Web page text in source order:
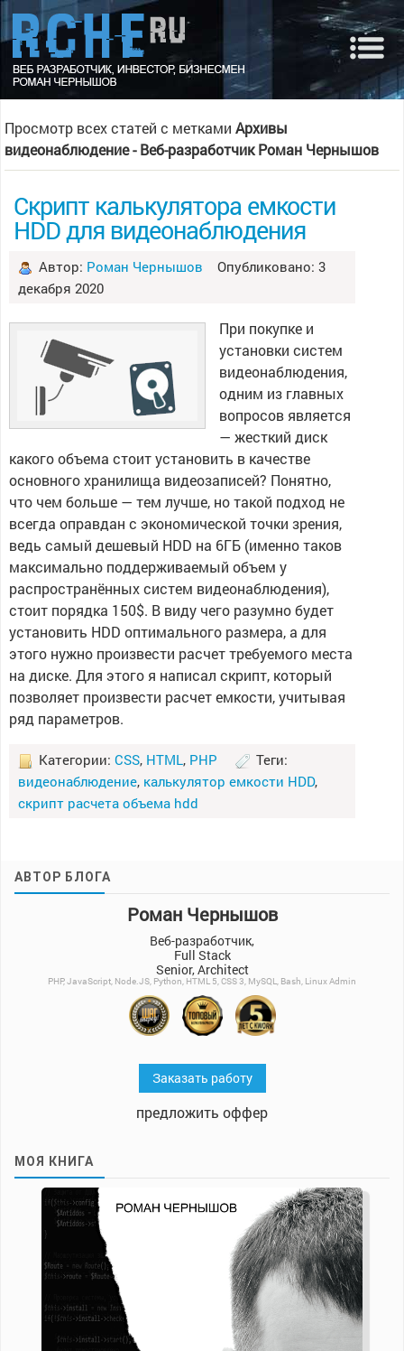
Просмотр всех статей с меткамиАрхивы
видеонаблюдение - Веб-разработчик Роман Чернышов
Скрипт калькулятора емкости
HDD для видеонаблюдения
Автор: Роман Чернышов Опубликовано: 3
декабря 2020
При покупке и
установки систем
видеонаблюдения,
одним из главных
вопросов является
— жесткий диск
какого объема стоит установить в качестве
основного хранилища видеозаписей? Понятно,
что чем больше — тем лучше, но такой подход не
всегда оправдан с экономической точки зрения,
ведь самый дешевый HDD на 6ГБ (именно таков
максимально поддерживаемый объем у
распространённых систем видеонаблюдения),
стоит порядка 150$. В виду чего разумно будет
установить HDD оптимального размера, а для
этого нужно произвести расчет требуемого места
на диске. Для этого я написал скрипт, который
позволяет произвести расчет емкости, учитывая
ряд параметров.
Категории: CSS, HTML, PHP
Теги:
видеонаблюдение, калькулятор емкости HDD,
скрипт расчета объема hdd
АВТОР БЛОГА
Роман Чернышов
Веб-разработчик,
Full Stack
Senior, Architect
PHP, JavaScript, Node.JS, Python, HTML 5, CSS 3, MySQL, Bash, Linux Admin
Заказать работу
предложить оффер
МОЯ КНИГА